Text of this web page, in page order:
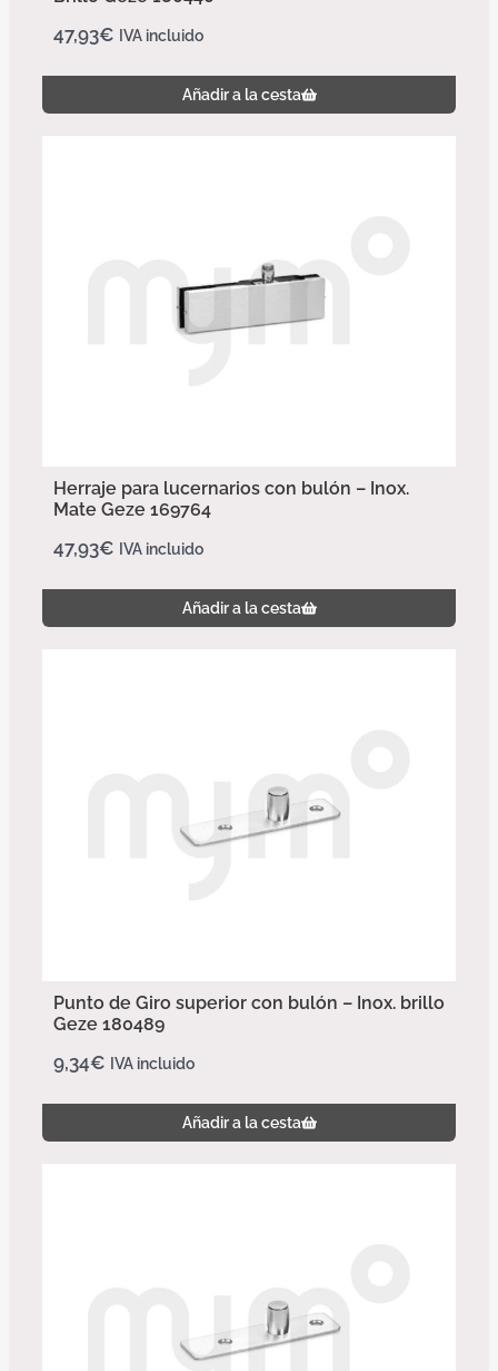
47,93€ IVA incluido
Añadir a la cesta
Herraje para lucernarios con bulón – Inox.
Mate Geze 169764
47,93€ IVA incluido
Añadir a la cesta
Punto de Giro superior con bulón – Inox. brillo
Geze 180489
9,34€ IVA incluido
Añadir a la cesta